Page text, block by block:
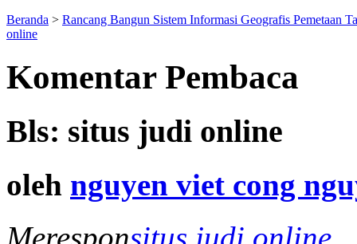
Beranda > Rancang Bangun Sistem Informasi Geografis Pemetaan
online
Komentar Pembaca
Bls: situs judi online
oleh nguyen viet cong